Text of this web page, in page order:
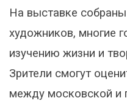
На выставке
художников, многие
изучению жизни и
Зрители смогут
между московской и